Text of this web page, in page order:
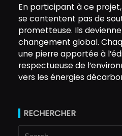
En participant à ce
se contentent pas de
prometteuse. Ils
changement global.
une pierre apportée à
respectueuse de
vers les énergies
RECHERCHER
Search